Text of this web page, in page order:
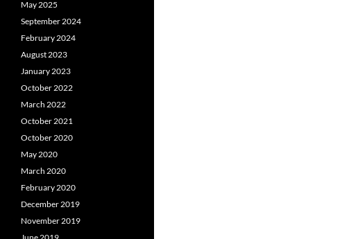
May 2025
September 2024
February 2024
August 2023
January 2023
October 2022
March 2022
October 2021
October 2020
May 2020
March 2020
February 2020
December 2019
November 2019